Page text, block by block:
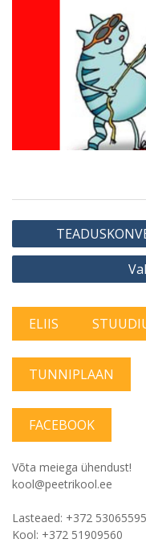
Navigeerimine
ELIIS
TUNNIPLAAN
FACEBOOK
Võta meiega ühendust!
kool@peetrikool.ee
Lasteaed: +372 53065595
Kool: +372 51909560